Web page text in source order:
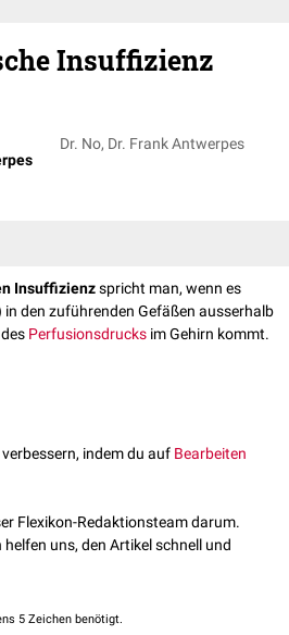
Insuffizienz
Dr. No, Dr. Frank Antwerpes
Insuffizienzspricht man, wenn es
in den zuführenden Gefäßen ausserhalb
Perfusionsdrucks im Gehirn kommt.
indem du auf Bearbeiten
Flexikon-Redaktionsteam darum.
uns, den Artikel schnell und
5 Zeichen benötigt.